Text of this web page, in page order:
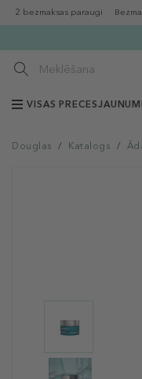
2 bezmaksas paraugi
VISAS PRECES
Douglas / Katalogs /